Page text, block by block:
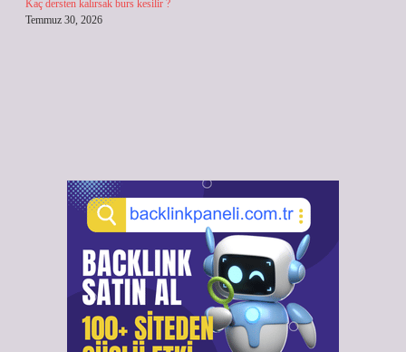
Kaç dersten kalırsak burs kesilir ?
Temmuz 30, 2026